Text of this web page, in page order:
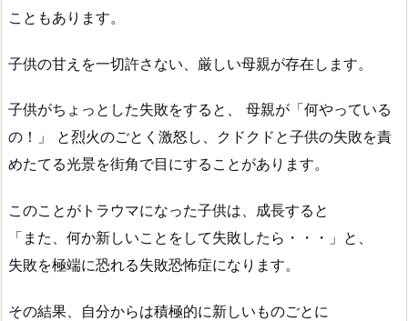
こともあります。
子供の甘えを一切許さない、厳しい母親が存在します。
子供がちょっとした失敗をすると、 母親が「何やっている
の！」 と烈火のごとく激怒し、クドクドと子供の失敗を責
めたてる光景を街角で目にすることがあります。
このことがトラウマになった子供は、成長すると
「また、何か新しいことをして失敗したら・・・」と、
失敗を極端に恐れる失敗恐怖症になります。
その結果、自分からは積極的に新しいものごとに